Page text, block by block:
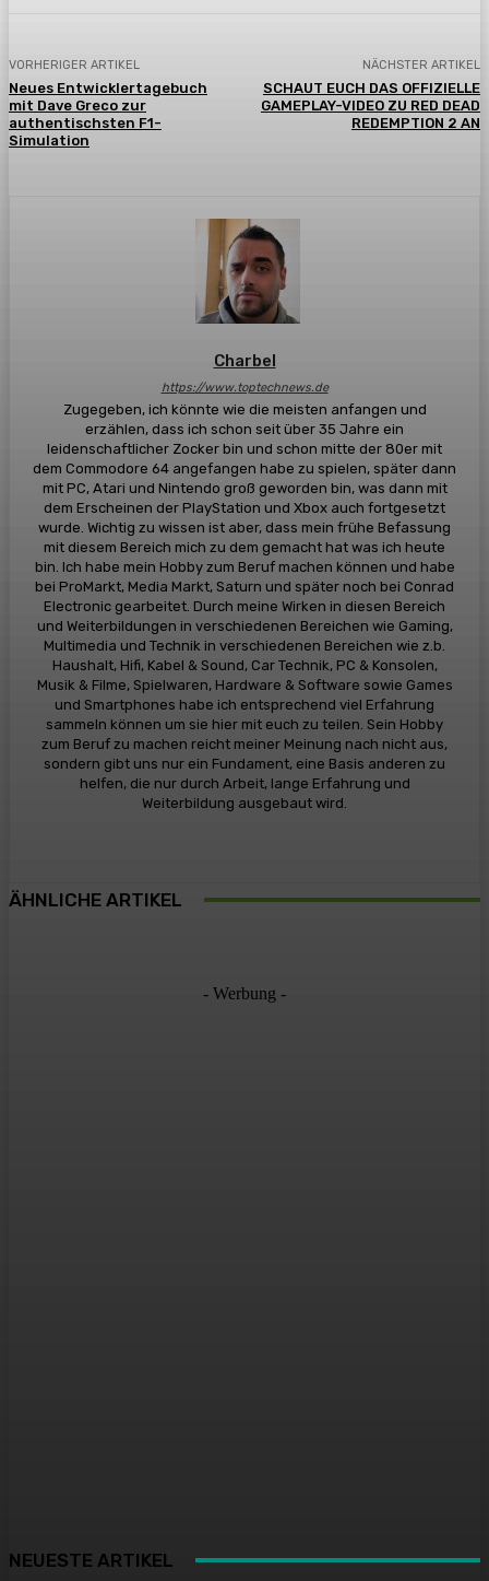
VORHERIGER ARTIKEL
Neues Entwicklertagebuch
mit Dave Greco zur
authentischsten F1-
Simulation
NÄCHSTER ARTIKEL
SCHAUT EUCH DAS OFFIZIELLE
GAMEPLAY-VIDEO ZU RED DEAD
REDEMPTION 2 AN
Charbel
https://www.toptechnews.de
Zugegeben, ich könnte wie die meisten anfangen und
erzählen, dass ich schon seit über 35 Jahre ein
leidenschaftlicher Zocker bin und schon mitte der 80er mit
dem Commodore 64 angefangen habe zu spielen, später dann
mit PC, Atari und Nintendo groß geworden bin, was dann mit
dem Erscheinen der PlayStation und Xbox auch fortgesetzt
wurde. Wichtig zu wissen ist aber, dass mein frühe Befassung
mit diesem Bereich mich zu dem gemacht hat was ich heute
bin. Ich habe mein Hobby zum Beruf machen können und habe
bei ProMarkt, Media Markt, Saturn und später noch bei Conrad
Electronic gearbeitet. Durch meine Wirken in diesen Bereich
und Weiterbildungen in verschiedenen Bereichen wie Gaming,
Multimedia und Technik in verschiedenen Bereichen wie z.b.
Haushalt, Hifi, Kabel & Sound, Car Technik, PC & Konsolen,
Musik & Filme, Spielwaren, Hardware & Software sowie Games
und Smartphones habe ich entsprechend viel Erfahrung
sammeln können um sie hier mit euch zu teilen. Sein Hobby
zum Beruf zu machen reicht meiner Meinung nach nicht aus,
sondern gibt uns nur ein Fundament, eine Basis anderen zu
helfen, die nur durch Arbeit, lange Erfahrung und
Weiterbildung ausgebaut wird.
ÄHNLICHE ARTIKEL
- Werbung -
NEUESTE ARTIKEL